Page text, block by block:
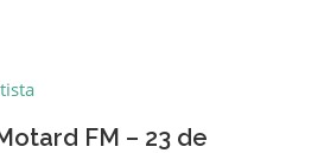
FM – 23 de